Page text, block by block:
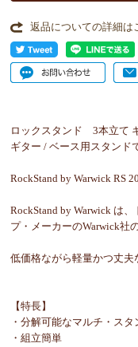
返品についての詳細は
ロックスタンド 3本立て
ギター / ベース用スタンド
RockStand by Warwick RS
RockStand by Warwick は
プ・メーカーのWarwick社
低価格ながら軽量かつ丈夫
【特長】
・分解可能なマルチ・スタ
・組立簡単